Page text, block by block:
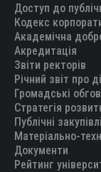
Доступ до
Кодекс
Академічна
Акредитація
Звіти ректорів
Річний звіт про
Громадські
Стратегія
Публічні закупівлі
Матеріально-
Документи
Рейтинг